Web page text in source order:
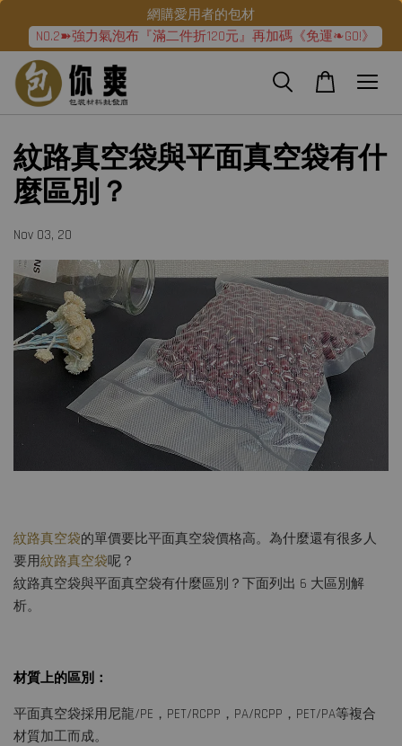
網購愛用者的包材
NO.2➽強力氣泡布『滿二件折120元』再加碼《免運❧GO!》
紋路真空袋與平面真空袋有什
麼區別？
Nov 03, 20
紋路真空袋的單價要比平面真空袋價格高。為什麼還有很多人
要用紋路真空袋呢？
紋路真空袋與平面真空袋有什麼區別？下面列出 6 大區別解
析。
材質上的區別：
平面真空袋採用尼龍/PE，PET/RCPP，PA/RCPP，PET/PA等複合
材質加工而成。